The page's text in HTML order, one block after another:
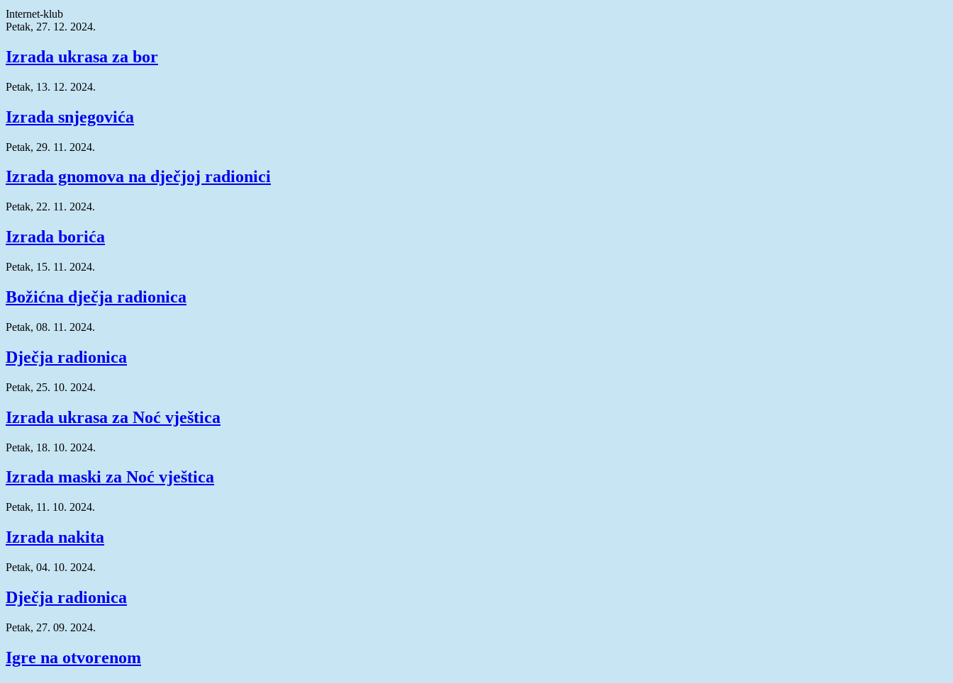
Internet-klub
Petak, 27. 12. 2024.
Izrada ukrasa za bor
Petak, 13. 12. 2024.
Izrada snjegovića
Petak, 29. 11. 2024.
Izrada gnomova na dječjoj radionici
Petak, 22. 11. 2024.
Izrada borića
Petak, 15. 11. 2024.
Božićna dječja radionica
Petak, 08. 11. 2024.
Dječja radionica
Petak, 25. 10. 2024.
Izrada ukrasa za Noć vještica
Petak, 18. 10. 2024.
Izrada maski za Noć vještica
Petak, 11. 10. 2024.
Izrada nakita
Petak, 04. 10. 2024.
Dječja radionica
Petak, 27. 09. 2024.
Igre na otvorenom